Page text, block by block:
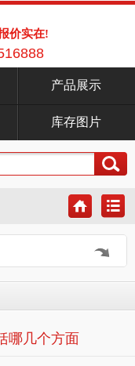
价实在!
产品展示
库存图片
哪几个方面